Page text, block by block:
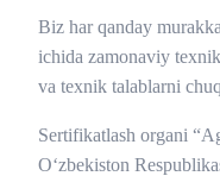
Biz har qanday
ichida zamonaviy
va texnik talablarni
Sertifikatlash organi
O‘zbekiston